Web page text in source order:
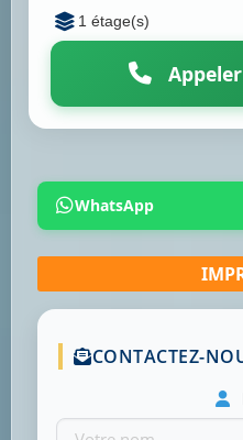
1 étage(s)
WhatsApp
CONTACTEZ-